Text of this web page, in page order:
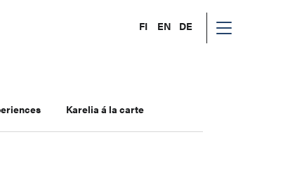
FI EN DE
Karelia á la carte